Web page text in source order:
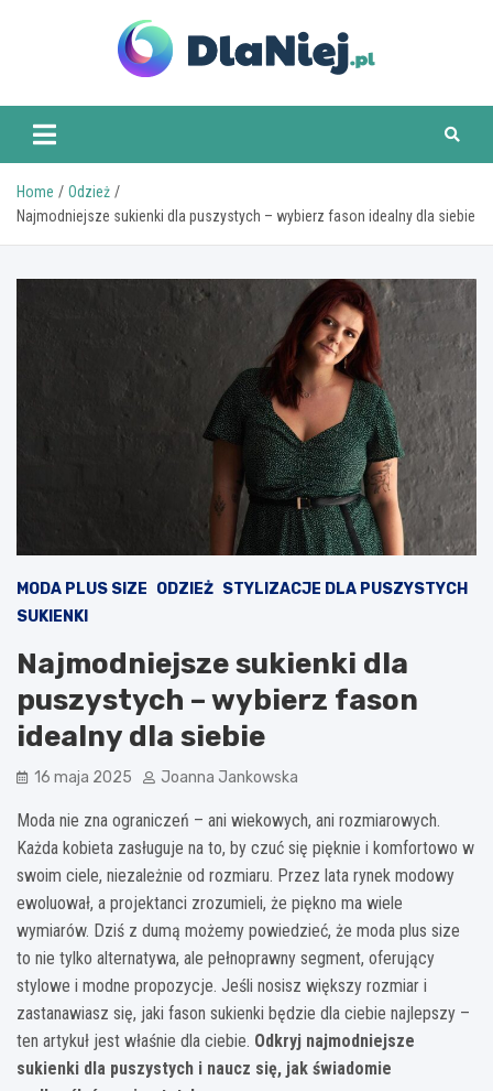
www.dlaniej.pl
Home
Odzież
Najmodniejsze sukienki dla puszystych – wybierz fason idealny dla siebie
MODA PLUS SIZE ODZIEŻ STYLIZACJE DLA PUSZYSTYCH
SUKIENKI
Najmodniejsze sukienki dla
puszystych – wybierz fason
idealny dla siebie
16 maja 2025 Joanna Jankowska
Moda nie zna ograniczeń – ani wiekowych, ani rozmiarowych.
Każda kobieta zasługuje na to, by czuć się pięknie i komfortowo w
swoim ciele, niezależnie od rozmiaru. Przez lata rynek modowy
ewoluował, a projektanci zrozumieli, że piękno ma wiele
wymiarów. Dziś z dumą możemy powiedzieć, że moda plus size
to nie tylko alternatywa, ale pełnoprawny segment, oferujący
stylowe i modne propozycje. Jeśli nosisz większy rozmiar i
zastanawiasz się, jaki fason sukienki będzie dla ciebie najlepszy –
ten artykuł jest właśnie dla ciebie. Odkryj najmodniejsze
sukienki dla puszystych i naucz się, jak świadomie